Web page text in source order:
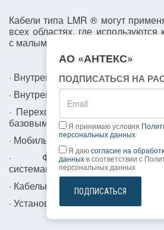
Кабели типа LMR ® могут
всех областях, где используются
с малыми потерями:
· Внутренняя проводка для
· Внутренние/внешние
· Переходные кабели на
базовым станциям
· Мобильные антенны
· Фидерные линии
системам,расположенным на
· Кабельные системы внутри
· Установка на крышах зданий
АО «АНТЕКС»
ПОДПИСАТЬСЯ НА
Я принимаю условия
персональных данных
Я даюсогласие на
данныхв соответствии с
персональных данных
ПОДПИСАТЬСЯ